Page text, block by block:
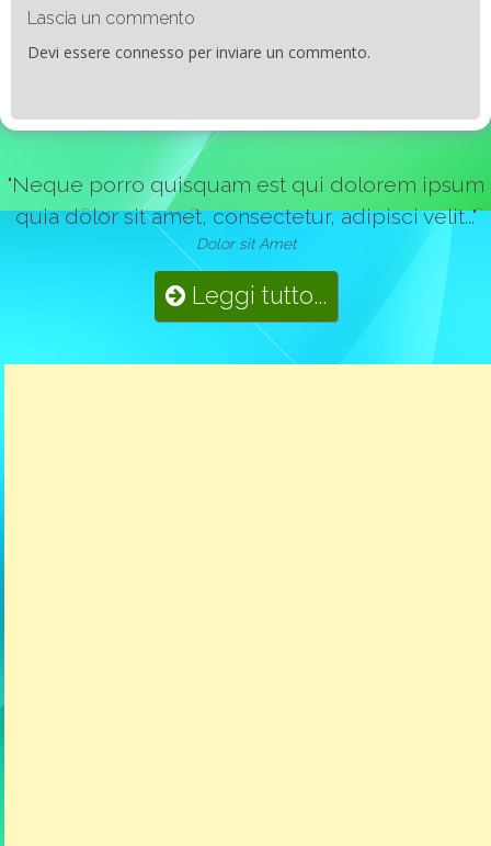
Lascia un commento
Devi essere connesso per inviare un commento.
"Neque porro quisquam est qui dolorem ipsum
quia dolor sit amet, consectetur, adipisci velit..."
Dolor sit Amet
Leggi tutto...